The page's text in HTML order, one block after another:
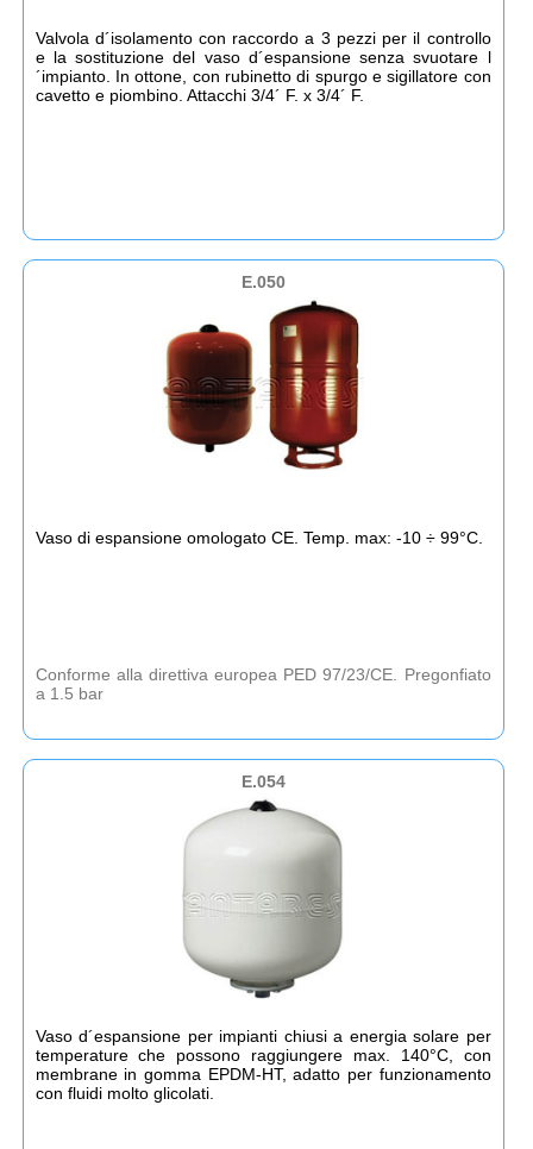
Valvola d´isolamento con raccordo a 3 pezzi per il controllo
e la sostituzione del vaso d´espansione senza svuotare l
´impianto. In ottone, con rubinetto di spurgo e sigillatore con
cavetto e piombino. Attacchi 3/4´ F. x 3/4´ F.
E.050
Vaso di espansione omologato CE. Temp. max: -10 ÷ 99°C.
Conforme alla direttiva europea PED 97/23/CE. Pregonfiato
a 1.5 bar
E.054
Vaso d´espansione per impianti chiusi a energia solare per
temperature che possono raggiungere max. 140°C, con
membrane in gomma EPDM-HT, adatto per funzionamento
con fluidi molto glicolati.